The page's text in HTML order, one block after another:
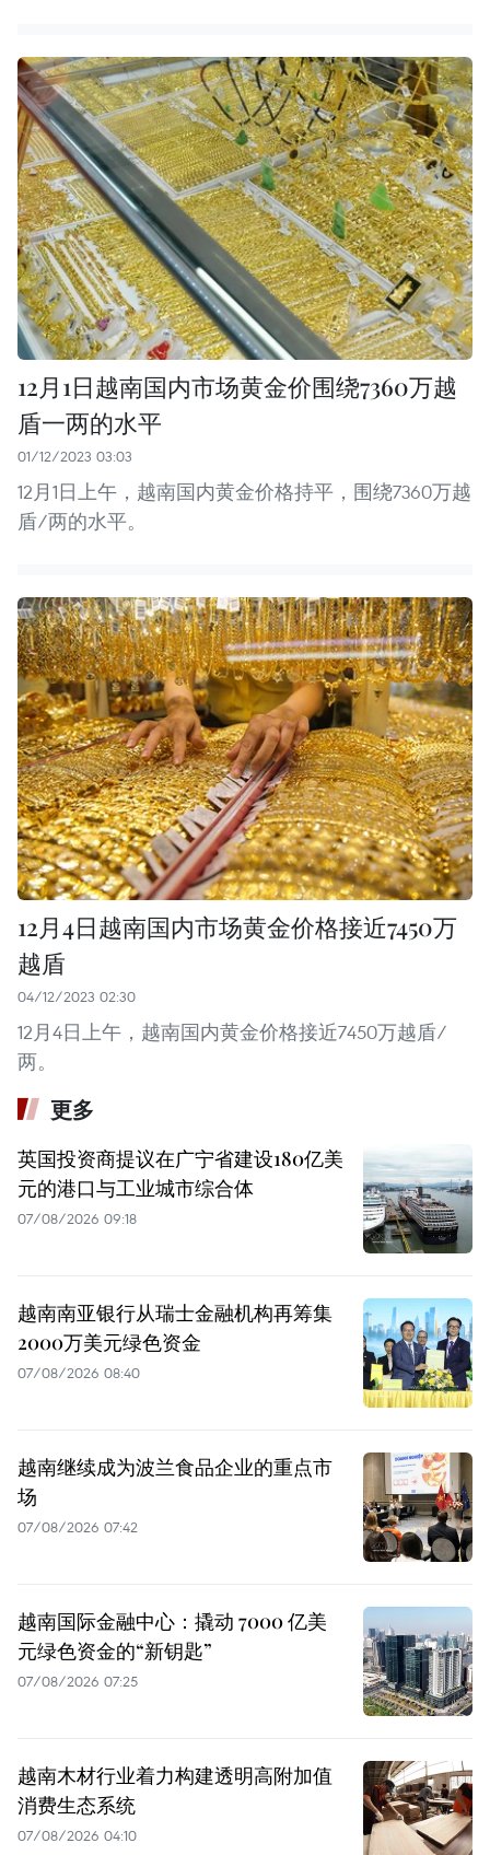
12月1日越南国内市场黄金价围绕7360万越
盾一两的水平
01/12/2023 03:03
12月1日上午，越南国内黄金价格持平，围绕7360万越
盾/两的水平。
12月4日越南国内市场黄金价格接近7450万
越盾
04/12/2023 02:30
12月4日上午，越南国内黄金价格接近7450万越盾/
两。
更多
英国投资商提议在广宁省建设180亿美
元的港口与工业城市综合体
07/08/2026 09:18
越南南亚银行从瑞士金融机构再筹集
2000万美元绿色资金
07/08/2026 08:40
越南继续成为波兰食品企业的重点市
场
07/08/2026 07:42
越南国际金融中心：撬动 7000 亿美
元绿色资金的“新钥匙”
07/08/2026 07:25
越南木材行业着力构建透明高附加值
消费生态系统
07/08/2026 04:10